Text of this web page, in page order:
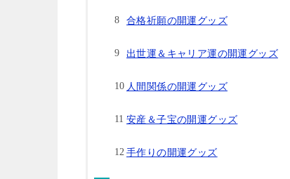
合格祈願の開運グッズ
出世運＆キャリア運の開運グッズ
人間関係の開運グッズ
安産＆子宝の開運グッズ
手作りの開運グッズ